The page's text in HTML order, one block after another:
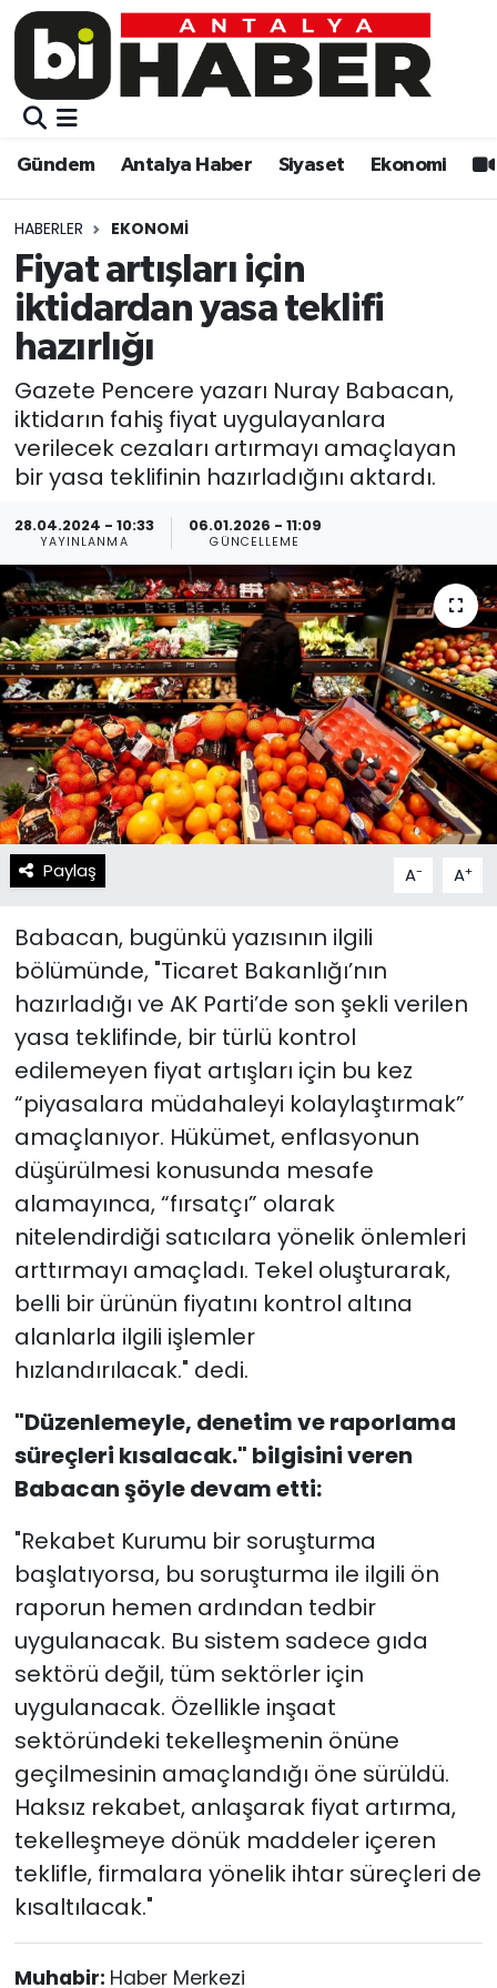
Gündem Antalya Haber Siyaset Ekonomi
HABERLER EKONOMI
Fiyat artışları için
iktidardan yasa teklifi
hazırlığı
Gazete Pencere yazarı Nuray Babacan,
iktidarın fahiş fiyat uygulayanlara
verilecek cezaları artırmayı amaçlayan
bir yasa teklifinin hazırladığını aktardı.
28.04.2024 - 10:33
YAYINLANMA
06.01.2026 - 11:09
GÜNCELLEME
Paylaş A- A+
Babacan, bugünkü yazısının ilgili
bölümünde, "Ticaret Bakanlığı’nın
hazırladığı ve AK Parti’de son şekli verilen
yasa teklifinde, bir türlü kontrol
edilemeyen fiyat artışları için bu kez
“piyasalara müdahaleyi kolaylaştırmak”
amaçlanıyor. Hükümet, enflasyonun
düşürülmesi konusunda mesafe
alamayınca, “fırsatçı” olarak
nitelendirdiği satıcılara yönelik önlemleri
arttırmayı amaçladı. Tekel oluşturarak,
belli bir ürünün fiyatını kontrol altına
alanlarla ilgili işlemler
hızlandırılacak." dedi.
"Düzenlemeyle, denetim ve raporlama
süreçleri kısalacak." bilgisini veren
Babacan şöyle devam etti:
"Rekabet Kurumu bir soruşturma
başlatıyorsa, bu soruşturma ile ilgili ön
raporun hemen ardından tedbir
uygulanacak. Bu sistem sadece gıda
sektörü değil, tüm sektörler için
uygulanacak. Özellikle inşaat
sektöründeki tekelleşmenin önüne
geçilmesinin amaçlandığı öne sürüldü.
Haksız rekabet, anlaşarak fiyat artırma,
tekelleşmeye dönük maddeler içeren
teklifle, firmalara yönelik ihtar süreçleri de
kısaltılacak."
Muhabir: Haber Merkezi
Gündem
Siyaset
Ekonomi
Video
Eğitim
Kültür-sanat
Sağlık
Spor
Teknoloji
Resmi İlanlar
Gündem
Siyaset
Eğitim
Ekonomi
Kültür-sanat
Sağlık
Spor
Teknoloji
Yaşam
Künye
Gizlilik Sözleşmesi
İletişim
Muratpaşa Nöbetçi Eczaneler
Muratpaşa Trafik Yoğunluk Haritası
Süper Lig Puan Durumu ve Fikstür
Tüm Manşetler
Son Dakika Haberleri
Haber Arşivi